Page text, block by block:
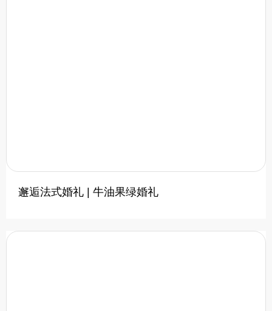
邂逅法式婚礼 | 牛油果绿婚礼